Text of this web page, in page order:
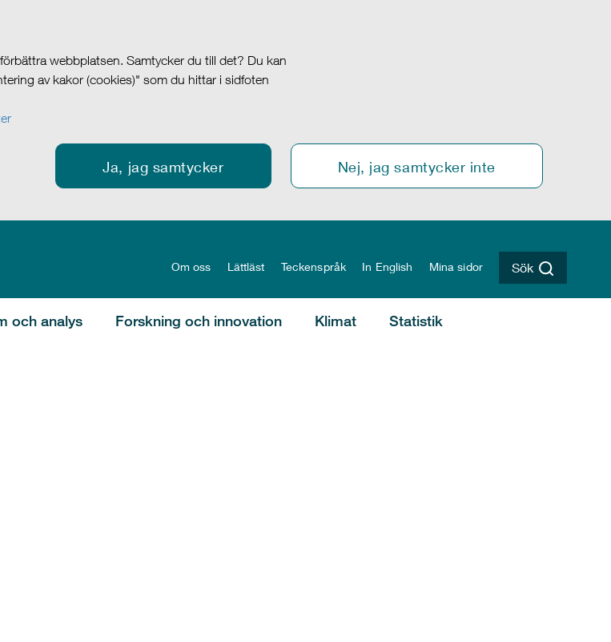
webbplatsen. Samtycker du till det? Du kan
av kakor (cookies)" som du hittar i sidfoten
Ja, jag samtycker Nej, jag samtycker inte
Om oss Lättläst Teckenspråk In English Mina sidor Sök
och analys Forskning och innovation Klimat Statistik